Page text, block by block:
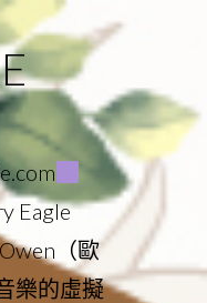
Eagle
（歐
樂的虛擬